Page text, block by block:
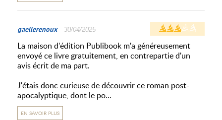
gaellerenoux 30/04/2025
La maison d'édition Publibook m'a généreusement
envoyé ce livre gratuitement, en contrepartie d'un
avis écrit de ma part.
J'étais donc curieuse de découvrir ce roman post-
apocalyptique, dont le po...
EN SAVOIR PLUS